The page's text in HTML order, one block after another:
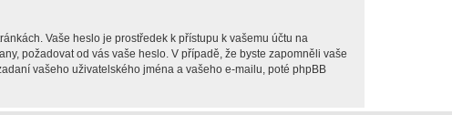
Vaše heslo je prostředek k přístupu k vašemu účtu na
požadovat od vás vaše heslo. V případě, že byste zapomněli vaše
vašeho uživatelského jména a vašeho e-mailu, poté phpBB